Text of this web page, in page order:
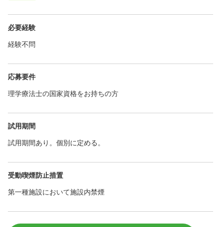
必要経験
経験不問
応募要件
理学療法士の国家資格をお持ちの方
試用期間
試用期間あり。個別に定める。
受動喫煙防止措置
第一種施設において施設内禁煙